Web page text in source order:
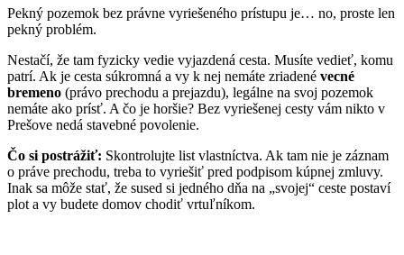
Pekný pozemok bez právne vyriešeného prístupu je… no, proste len
pekný problém.
Nestačí, že tam fyzicky vedie vyjazdená cesta. Musíte vedieť, komu
patrí. Ak je cesta súkromná a vy k nej nemáte zriadené vecné
bremeno (právo prechodu a prejazdu), legálne na svoj pozemok
nemáte ako prísť. A čo je horšie? Bez vyriešenej cesty vám nikto v
Prešove nedá stavebné povolenie.
Čo si postrážiť: Skontrolujte list vlastníctva. Ak tam nie je záznam
o práve prechodu, treba to vyriešiť pred podpisom kúpnej zmluvy.
Inak sa môže stať, že sused si jedného dňa na „svojej“ ceste postaví
plot a vy budete domov chodiť vrtuľníkom.